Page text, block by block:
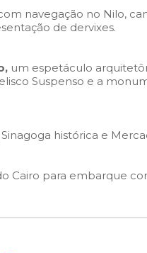
navegação no Nilo,
de dervixes.
um espetáculo
Suspenso e a
histórica e
Cairo para embarque